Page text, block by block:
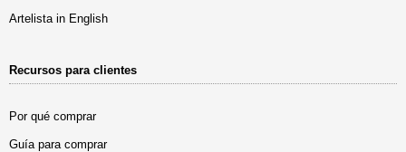
Artelista in English
Recursos para clientes
Por qué comprar
Guía para comprar